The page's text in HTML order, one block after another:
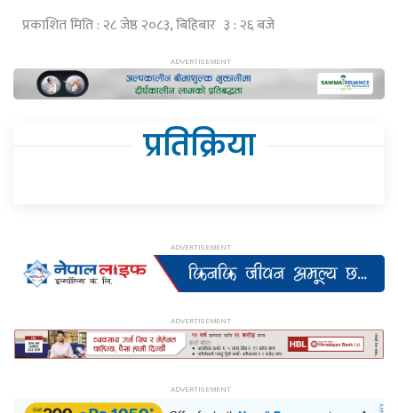
प्रकाशित मिति : २८ जेष्ठ २०८३, बिहिबार ३ : २६ बजे
प्रतिक्रिया